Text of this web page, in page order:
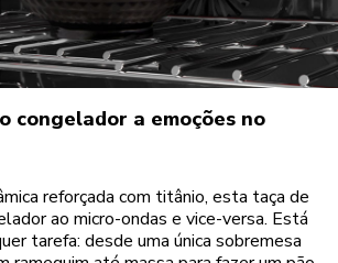
congelador a emoções no
reforçada com titânio, esta taça de
ao micro-ondas e vice-versa. Está
tarefa: desde uma única sobremesa